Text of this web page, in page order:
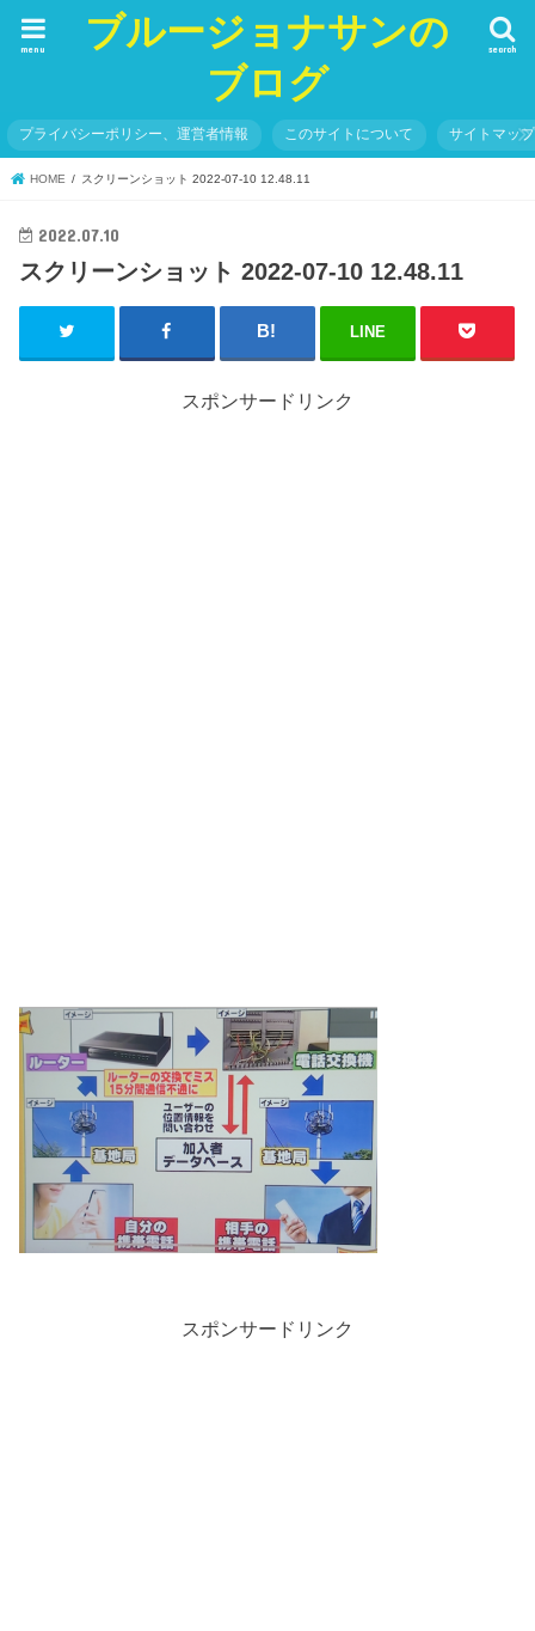
ブルージョナサンの
ブログ
search
menu
プライバシーポリシー、運営者情報 このサイトについて サイトマップ
HOME スクリーンショット 2022-07-10 12.48.11
2022.07.10
スクリーンショット 2022-07-10 12.48.11
LINE
スポンサードリンク
スポンサードリンク